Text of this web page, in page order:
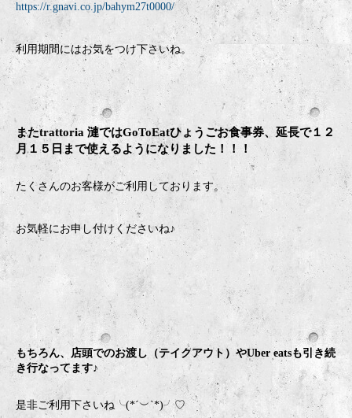
https://r.gnavi.co.jp/bahym27t0000/
利用期間にはお気をつけ下さいね。
またtrattoria 漣ではGoToEatひょうごお食事券、延長で１２
月１５日まで使えるようになりました！！！
たくさんのお客様がご利用しております。
お気軽にお申し付けくださいね♪
もちろん、店頭でのお渡し（テイクアウト）やUber eatsも引き続
き行なってます♪
是非ご利用下さいね╰(*´︶`*)╯♡